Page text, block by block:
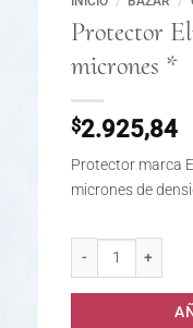
Protector
micrones *
$2.925,84
Protector marca
micrones de